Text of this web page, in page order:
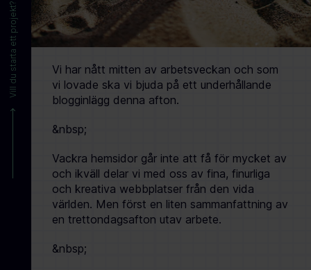
Vill du starta ett projekt?
Vi har nått mitten av arbetsveckan och som
vi lovade ska vi bjuda på ett underhållande
blogginlägg denna afton.
&nbsp;
Vackra hemsidor går inte att få för mycket av
och ikväll delar vi med oss av fina, finurliga
och kreativa webbplatser från den vida
världen. Men först en liten sammanfattning av
en trettondagsafton utav arbete.
&nbsp;